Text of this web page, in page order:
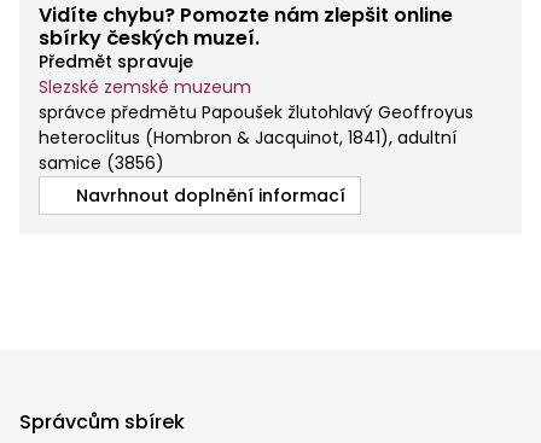
Vidíte chybu? Pomozte nám zlepšit online
sbírky českých muzeí.
Předmět spravuje
Slezské zemské muzeum
správce předmětu Papoušek žlutohlavý Geoffroyus
heteroclitus (Hombron & Jacquinot, 1841), adultní
samice (3856)
Navrhnout doplnění informací
Správcům sbírek